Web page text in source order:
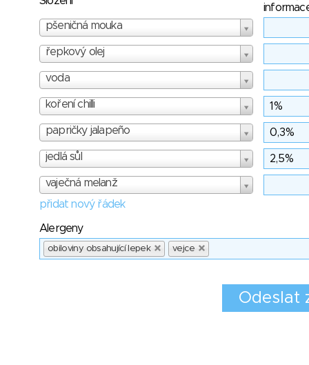
pšeničná mouka
řepkový olej
voda
koření chilli
papričky jalapeño
jedlá sůl
vaječná melanž
přidat nový řádek
Alergeny
obiloviny obsahující lepek vejce